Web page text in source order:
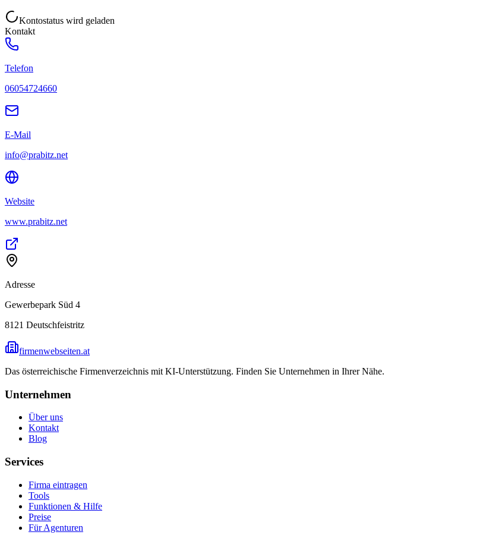
Kontostatus wird geladen
Kontakt
Telefon
06054724660
E-Mail
info@prabitz.net
Website
www.prabitz.net
Adresse
Gewerbepark Süd 4
8121 Deutschfeistritz
firmenwebseiten.at
Das österreichische Firmenverzeichnis mit KI-Unterstützung. Finden Sie Unternehmen in Ihrer Nähe.
Unternehmen
Über uns
Kontakt
Blog
Services
Firma eintragen
Tools
Funktionen & Hilfe
Preise
Für Agenturen